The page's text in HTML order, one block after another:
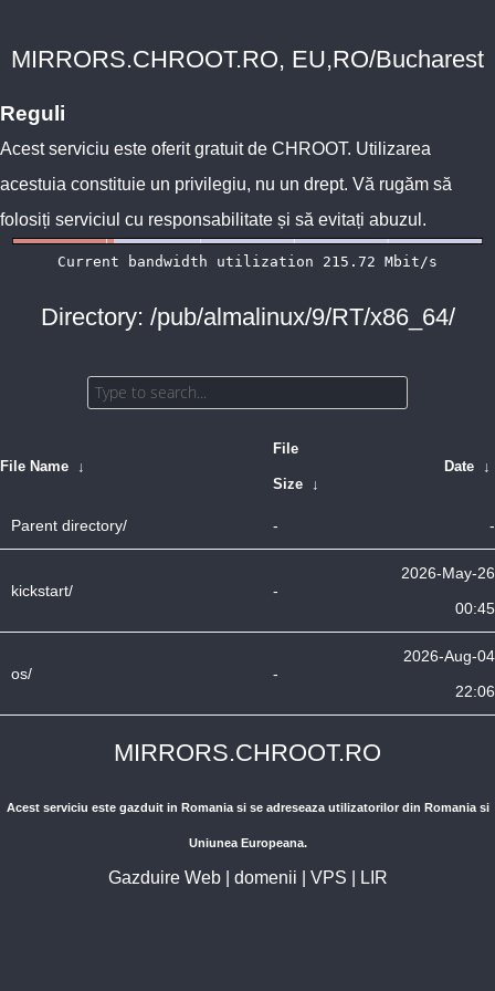
MIRRORS.CHROOT.RO, EU,RO/Bucharest
Reguli
Acest serviciu este oferit gratuit de CHROOT. Utilizarea
acestuia constituie un privilegiu, nu un drept. Vă rugăm să
folosiți serviciul cu responsabilitate și să evitați abuzul.
Directory: /pub/almalinux/9/RT/x86_64/
File Name ↓
File
Size ↓
Date ↓
Parent directory/ - -
kickstart/ -
2026-May-26
00:45
os/ -
2026-Aug-04
22:06
MIRRORS.CHROOT.RO
Acest serviciu este gazduit in Romania si se adreseaza utilizatorilor din Romania si
Uniunea Europeana.
Gazduire Web| domenii VPS LIR